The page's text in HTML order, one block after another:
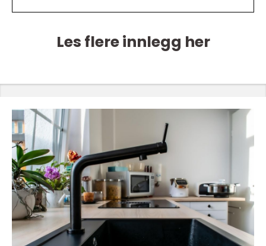
Les flere innlegg her